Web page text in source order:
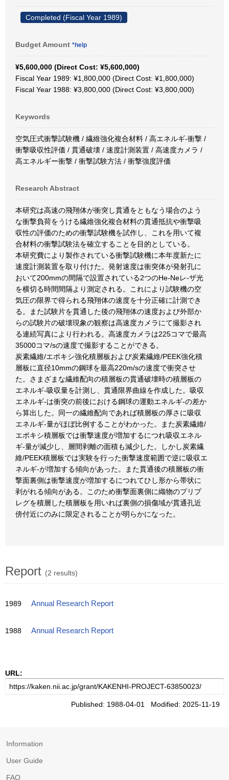
Completed (Fiscal Year 1989)
Budget Amount *help
¥5,600,000 (Direct Cost: ¥5,600,000)
Fiscal Year 1989: ¥1,800,000 (Direct Cost: ¥1,800,000)
Fiscal Year 1988: ¥3,800,000 (Direct Cost: ¥3,800,000)
Keywords
空気圧式衝撃試験機 / 繊維強化複合材料 / 高エネルギ-衝撃 /
衝撃吸収性評価 / 貫通破壊 / 速度計測装置 / 高速度カメラ /
高エネルギー衝撃 / 衝撃試験方法 / 衝撃強度評価
Research Abstract
本研究は高速の飛翔体が衝突し貫通をともなう場合のよう
な衝撃負荷をうける繊維強化複合材料の貫通抵抗や衝撃吸
収性の評価のための衝撃試験機を試作し、これを用いて複
合材料の衝撃試験法を確立することを目的としている。
本研究費により製作されている衝撃試験機に本年度新たに
速度計測装置を取り付けた。発射速度は衝突体が発射孔に
おいて200mmの間隔で設置されている2つのHe-Neレ-ザ光
を横切る時間間隔より測定される。これにより試験機の空
気圧の限界で得られる飛翔体の速度を十分正確に計測でき
る。また試験片を貫通した後の飛翔体の速度および外部か
らの試験片の破壊現象の観察は高速度カメラにて撮影され
る連続写真により行われる。高速度カメラは225コマで最高
35000コマ/sの速度で撮影することができる。
炭素繊維/エポキシ強化積層板および炭素繊維/PEEK強化積
層板に直径10mmの鋼球を最高220m/sの速度で衝突させ
た。さまざまな繊維配向の積層板の貫通破壊時の積層板の
エネルギ-吸収量を計測し、貫通限界曲線を作成した。吸収
エネルギ-は衝突の前後における鋼球の運動エネルギ-の差か
ら算出した。同一の繊維配向であれば積層板の厚さに吸収
エネルギ-量がほぼ比例することがわかった。また炭素繊維/
エポキシ積層板では衝撃速度が増加するにつれ吸収エネル
ギ-量が減少し、層間剥離の面積も減少した。しかし炭素繊
維/PEEK積層板では実験を行った衝撃速度範囲で逆に吸収エ
ネルギ-が増加する傾向があった。また貫通後の積層板の衝
撃面裏側は衝撃速度が増加するにつれてひし形から帯状に
剥がれる傾向がある。このため衝撃面裏側に織物のプリプ
レグを積層した積層板を用いれば裏側の損傷域が貫通孔近
傍付近にのみに限定されることが明らかになった。
Report (2 results)
1989 Annual Research Report
1988 Annual Research Report
URL:
Published: 1988-04-01 Modified: 2025-11-19
Information
User Guide
FAQ